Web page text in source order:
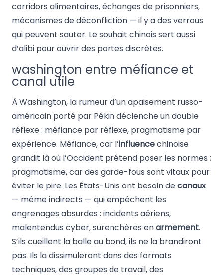
corridors alimentaires, échanges de prisonniers,
mécanismes de déconfliction — il y a des verrous
qui peuvent sauter. Le souhait chinois sert aussi
d’alibi pour ouvrir des portes discrètes.
washington entre méfiance et
canal utile
À Washington, la rumeur d’un apaisement russo-
américain porté par Pékin déclenche un double
réflexe : méfiance par réflexe, pragmatisme par
expérience. Méfiance, car l’influencechinoise
grandit là où l’Occident prétend poser les normes ;
pragmatisme, car des garde-fous sont vitaux pour
éviter le pire. Les États-Unis ont besoin decanaux
— même indirects — qui empêchent les
engrenages absurdes : incidents aériens,
malentendus cyber, surenchères enarmement.
S’ils cueillent la balle au bond, ils ne la brandiront
pas. Ils la dissimuleront dans des formats
techniques, des groupes de travail, des